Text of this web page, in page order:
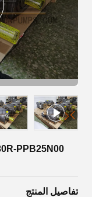
تفاصيل المنتج